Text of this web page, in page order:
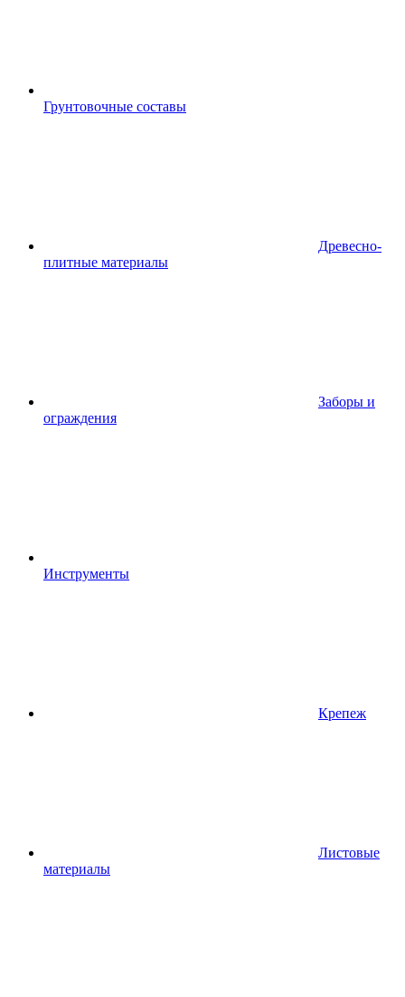
Грунтовочные составы
Древесно-
плитные материалы
Заборы и
ограждения
Инструменты
Крепеж
Листовые
материалы